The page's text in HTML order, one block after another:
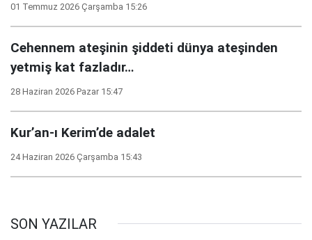
01 Temmuz 2026 Çarşamba 15:26
Cehennem ateşinin şiddeti dünya ateşinden
yetmiş kat fazladır…
28 Haziran 2026 Pazar 15:47
Kur’an-ı Kerim’de adalet
24 Haziran 2026 Çarşamba 15:43
SON YAZILAR